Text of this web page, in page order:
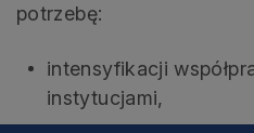
potrzebę:
intensyfikacji
instytucjami,